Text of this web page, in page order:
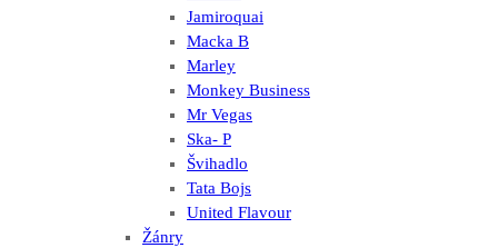
Jamiroquai
Macka B
Marley
Monkey Business
Mr Vegas
Ska- P
Švihadlo
Tata Bojs
United Flavour
Žánry